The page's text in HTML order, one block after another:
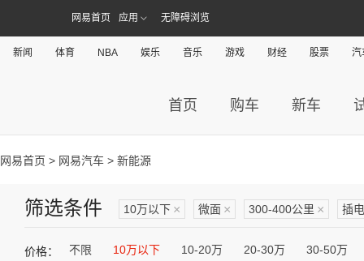
网易首页 应用 无障碍浏览
新闻 体育 NBA 娱乐 音乐 游戏 财经 股票 汽
首页 购车 新车
网易首页 > 网易汽车 > 新能源
筛选条件 10万以下 × 微面 × 300-400公里 × 插
价格： 不限 10万以下 10-20万 20-30万 30-50万